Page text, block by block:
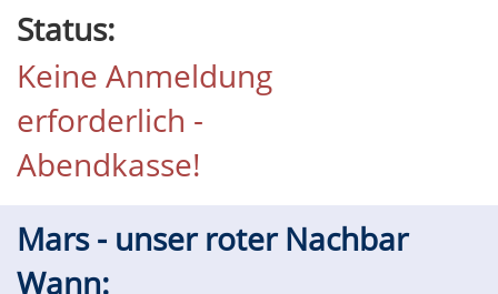
Status:
Keine Anmeldung
erforderlich -
Abendkasse!
Mars - unser roter Nachbar
Wann: